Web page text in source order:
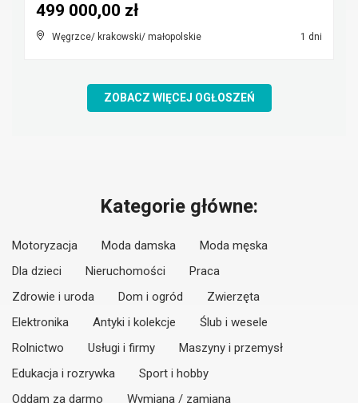
Węgrzce/ krakowski/ małopolskie 1 dni
499 000,00 zł
ZOBACZ WIĘCEJ OGŁOSZEŃ
Kategorie główne:
Motoryzacja Moda damska
Moda męska
Dla dzieci
Nieruchomości
Praca
Zdrowie i uroda
Dom i ogród
Zwierzęta
Elektronika
Antyki i kolekcje
Ślub i wesele
Rolnictwo
Usługi i firmy
Maszyny i przemysł
Edukacja i rozrywka
Sport i hobby
Oddam za darmo
Wymiana / zamiana